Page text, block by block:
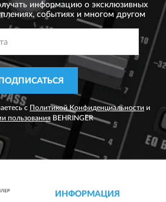
информацию о эксклюзивных
событиях и многом другом
ПОДПИСАТЬСЯ
с Политикой Конфиденциальности и
пользованияBEHRINGER
ИНФОРМАЦИЯ